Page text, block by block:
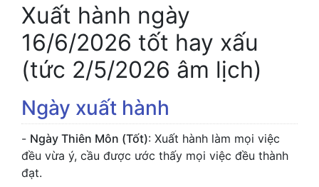
Xuất hành ngày
16/6/2026 tốt hay xấu
(tức 2/5/2026 âm lịch)
Ngày xuất hành
- Ngày Thiên Môn (Tốt): Xuất hành làm mọi việc
đều vừa ý, cầu được ước thấy mọi việc đều thành
đạt.